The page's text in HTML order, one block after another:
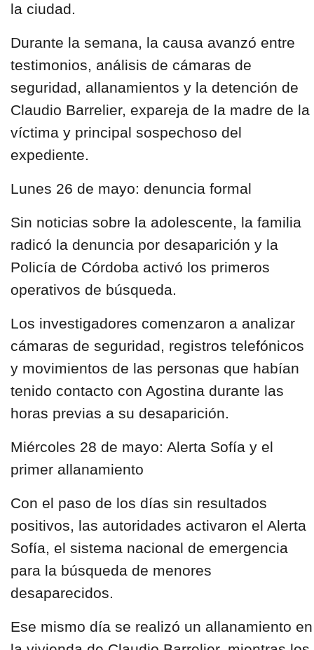
la ciudad.
Durante la semana, la causa avanzó entre
testimonios, análisis de cámaras de
seguridad, allanamientos y la detención de
Claudio Barrelier, expareja de la madre de la
víctima y principal sospechoso del
expediente.
Lunes 26 de mayo: denuncia formal
Sin noticias sobre la adolescente, la familia
radicó la denuncia por desaparición y la
Policía de Córdoba activó los primeros
operativos de búsqueda.
Los investigadores comenzaron a analizar
cámaras de seguridad, registros telefónicos
y movimientos de las personas que habían
tenido contacto con Agostina durante las
horas previas a su desaparición.
Miércoles 28 de mayo: Alerta Sofía y el
primer allanamiento
Con el paso de los días sin resultados
positivos, las autoridades activaron el Alerta
Sofía, el sistema nacional de emergencia
para la búsqueda de menores
desaparecidos.
Ese mismo día se realizó un allanamiento en